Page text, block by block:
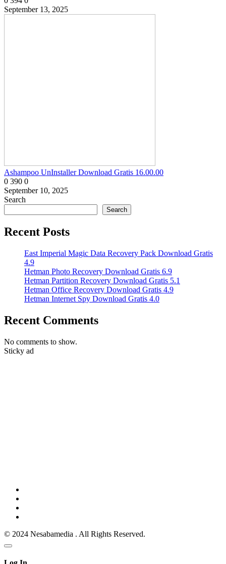
September 13, 2025
Ashampoo UnInstaller Download Gratis 16.00.00
0 390 0
September 10, 2025
Search
Search
Recent Posts
East Imperial Magic Data Recovery Pack Download Gratis
4.9
Hetman Photo Recovery Download Gratis 6.9
Hetman Partition Recovery Download Gratis 5.1
Hetman Office Recovery Download Gratis 4.9
Hetman Internet Spy Download Gratis 4.0
Recent Comments
No comments to show.
Sticky ad
© 2024 Nesabamedia . All Rights Reserved.